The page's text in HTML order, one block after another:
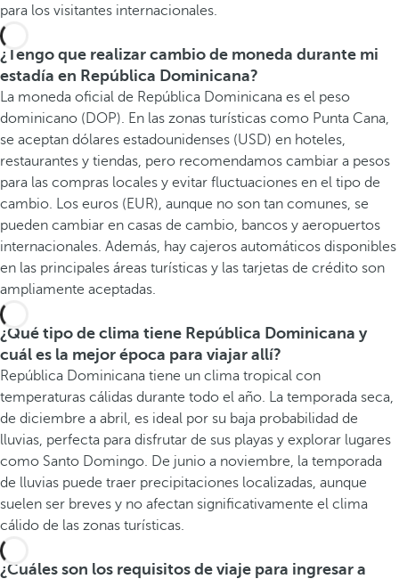
para los visitantes internacionales.
¿Tengo que realizar cambio de moneda durante mi
estadía en República Dominicana?
La moneda oficial de República Dominicana es el peso
dominicano (DOP). En las zonas turísticas como Punta Cana,
se aceptan dólares estadounidenses (USD) en hoteles,
restaurantes y tiendas, pero recomendamos cambiar a pesos
para las compras locales y evitar fluctuaciones en el tipo de
cambio. Los euros (EUR), aunque no son tan comunes, se
pueden cambiar en casas de cambio, bancos y aeropuertos
internacionales. Además, hay cajeros automáticos disponibles
en las principales áreas turísticas y las tarjetas de crédito son
ampliamente aceptadas.
¿Qué tipo de clima tiene República Dominicana y
cuál es la mejor época para viajar allí?
República Dominicana tiene un clima tropical con
temperaturas cálidas durante todo el año. La temporada seca,
de diciembre a abril, es ideal por su baja probabilidad de
lluvias, perfecta para disfrutar de sus playas y explorar lugares
como Santo Domingo. De junio a noviembre, la temporada
de lluvias puede traer precipitaciones localizadas, aunque
suelen ser breves y no afectan significativamente el clima
cálido de las zonas turísticas.
¿Cuáles son los requisitos de viaje para ingresar a